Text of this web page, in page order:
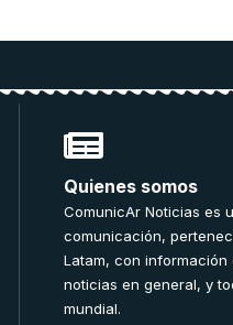
Quienes somos
ComunicAr Noticias es
comunicación,
Latam, con información
noticias en general, y
mundial.